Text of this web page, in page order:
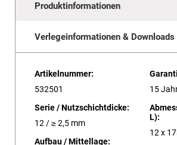
Produktinformationen
Verlegeinformationen & Downloads
Artikelnummer:
532501
Serie / Nutzschichtdicke:
12 / ≥ 2,5 mm
Aufbau / Mittellage:
15
L):
12 x